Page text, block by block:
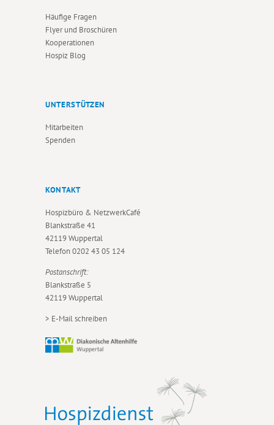
Häufige Fragen
Flyer und Broschüren
Kooperationen
Hospiz Blog
UNTERSTÜTZEN
Mitarbeiten
Spenden
KONTAKT
Hospizbüro & NetzwerkCafé
Blankstraße 41
42119 Wuppertal
Telefon0202 43 05 124
Postanschrift:
Blankstraße 5
42119 Wuppertal
> E-Mail schreiben